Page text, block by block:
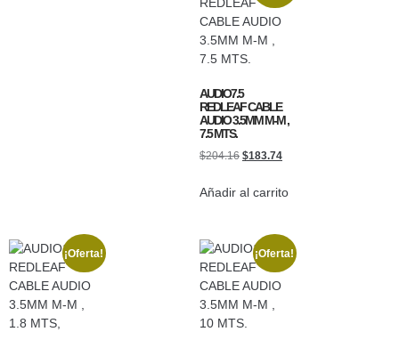
AUDIO7.5
REDLEAF CABLE
AUDIO 3.5MM M-M ,
7.5 MTS.
$204.16 $183.74
Añadir al carrito
¡Oferta! ¡Oferta!